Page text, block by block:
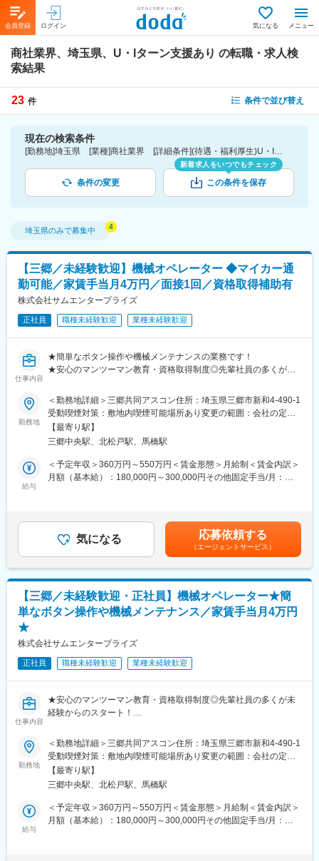
会員登録 ログイン 気になる メニュー
商社業界、埼玉県、U・Iターン支援あり の転職・求人検
索結果
23 件 条件で並び替え
現在の検索条件
[勤務地]埼玉県 [業種]商社業界 [詳細条件](待遇・福利厚生)U・Iターン支援あり
条件の変更
新着求人をいつでもチェック
この条件を保存
埼玉県のみで募集中
【三郷／未経験歓迎】機械オペレーター ◆マイカー通
勤可能／家賃手当月4万円／面接1回／資格取得補助有
株式会社サムエンタープライズ
正社員 職種未経験歓迎 業種未経験歓迎
仕事内容
★簡単なボタン操作や機械メンテナンスの業務です！
★安心のマンツーマン教育・資格取得制度◎先輩社員の多くが未
★毎年1万円の昇給あり！年休120日×残業月20h程度の働きやすさ
★日本道路株式会社様など大手の取引多数
■採用背景
当社は道路に使うアスファルト材の製造・出荷業務、及び機械の
メンテナンスを行っている会社です。業績好調により、オペレー
道路の製造を行う当社のプラントオペレーターとして、以下業務
をお任せ致します。
◇合材出荷業務 ※PCでの遠隔操作がメインとなります。
＜取引先＞日本道路株式会社、三井住建道路株式会社、常盤工業
株式会社等
覚えてしまえば操作は簡単。操作室での操作は基本的にボタンを
能です。
操作も先輩社員がマンツーマンでフォローしますので、１から安
先輩社員もほとんどが未経験スタート。そのため、あなたの状況
に応じて丁寧に教えてくださいます。（未経験でも1年程度で一人
前になれます）
会社の雰囲気も和気あいあいといしており、相談や意見交換もし
■毎年1万円の昇給制度
勤務地
＜勤務地詳細＞三郷共同アスコン住所：埼玉県三郷市新和4-490-1
受動喫煙対策：敷地内喫煙可能場所あり変更の範囲：会社の定め
る事業所
【最寄り駅】
三郷中央駅、北松戸駅、馬橋駅
給与
＜予定年収＞360万円～550万円＜賃金形態＞月給制＜賃金内訳＞
月額（基本給）：180,000円～300,000円その他固定手当/月：
業手当＞有＜給与補足＞■給与は経験や能力を考慮し決定■昇給年
1回（4月）…入社5年間は毎年1万円の昇給がございます。■賞与
年2回（7月、12月／昨年度実績：2ヶ月分）賃金はあくまでも目
安の金額であり、選考を通じて上下する可能性があります。月給
(月額)は固定手当を含めた表記です。
気になる 応募依頼する
（エージェントサービス）
【三郷／未経験歓迎・正社員】機械オペレーター★簡
単なボタン操作や機械メンテナンス／家賃手当月4万円
★
株式会社サムエンタープライズ
正社員 職種未経験歓迎 業種未経験歓迎
仕事内容
★安心のマンツーマン教育・資格取得制度◎先輩社員の多くが未
経験からのスタート！
★日本道路株式会社様など大手の取引多数
■採用背景
当社は道路に使うアスファルト材の製造・出荷業務、及び機械の
メンテナンスを行っている会社です。業績好調により、オペレー
ターの増員募集となります。
勤務地
＜勤務地詳細＞三郷共同アスコン住所：埼玉県三郷市新和4-490-1
受動喫煙対策：敷地内喫煙可能場所あり変更の範囲：会社の定め
る事業所
【最寄り駅】
三郷中央駅、北松戸駅、馬橋駅
給与
＜予定年収＞360万円～550万円＜賃金形態＞月給制＜賃金内訳＞
月額（基本給）：180,000円～300,000円その他固定手当/月：